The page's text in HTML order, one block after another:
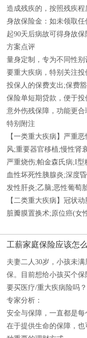
造成残疾的，按照残疾程
身故保险金：如未领取
起90天后病故可得身故保
方案点评
量身定制，专为不同性
要重大疾病，特别关注
投保人的保费支出;保费
保险单短期贷款，便于
意外伤残保障，功能更合
特别附注
【一类重大疾病】严重
风;重要器官移植;慢性肾
严重烧伤;帕金森氏病;I型
血性坏死性胰腺炎;深度
发性肝炎;乙脑;恶性葡萄
【二类重大疾病】冠状
脏瓣膜置换术;原位癌(女
工薪家庭保险应该怎
夫妻二人30岁，小孩未
保。目前想给小孩买个
要买医疗/重大疾病险吗
专家分析：
安全与保障，一直都是
在于提供生命的保障，